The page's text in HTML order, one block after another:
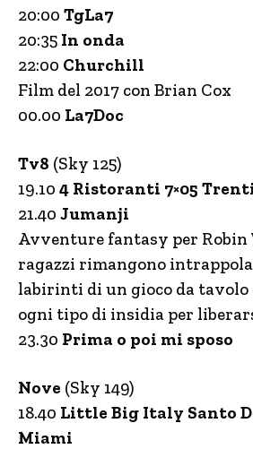
20:00 TgLa7
20:35 In onda
22:00 Churchill
Film del 2017 con Brian Cox
00.00 La7Doc
Tv8 (Sky 125)
19.10 4 Ristoranti 7×05
21.40 Jumanji
Avventure fantasy per Robin
ragazzi rimangono
labirinti di un gioco da tavolo
ogni tipo di insidia per
23.30 Prima o poi mi sposo
Nove (Sky 149)
18.40 Little Big Italy Santo
Miami